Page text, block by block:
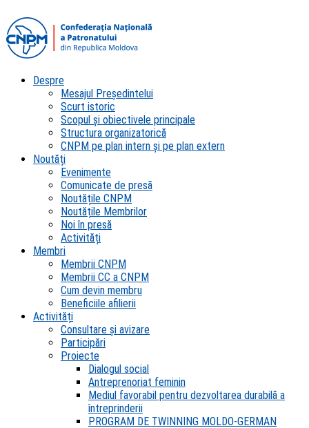
Despre
Mesajul Președintelui
Scurt istoric
Scopul şi obiectivele principale
Structura organizatorică
CNPM pe plan intern şi pe plan extern
Noutăți
Evenimente
Comunicate de presă
Noutățile CNPM
Noutățile Membrilor
Noi în presă
Activități
Membri
Membrii CNPM
Membrii CC a CNPM
Cum devin membru
Beneficiile afilierii
Activități
Consultare și avizare
Participări
Proiecte
Dialogul social
Antreprenoriat feminin
Mediul favorabil pentru dezvoltarea durabilă a
întreprinderii
PROGRAM DE TWINNING MOLDO-GERMAN